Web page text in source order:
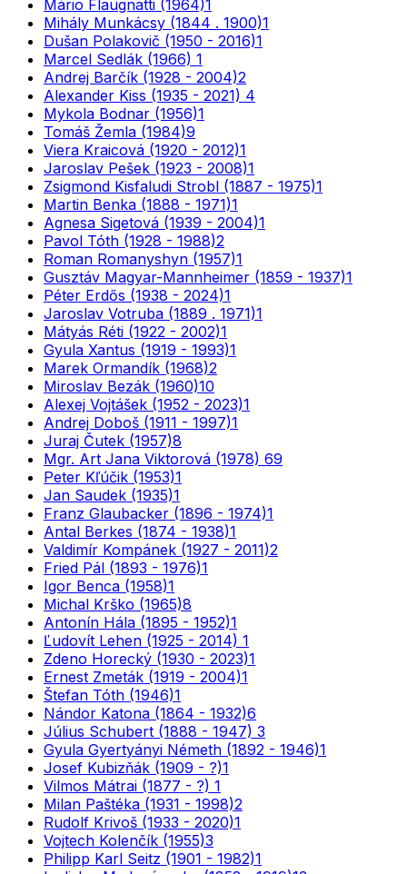
Mário Flaugnatti (1964)1
Mihály Munkácsy (1844 . 1900)1
Dušan Polakovič (1950 - 2016)1
Marcel Sedlák (1966) 1
Andrej Barčík (1928 - 2004)2
Alexander Kiss (1935 - 2021) 4
Mykola Bodnar (1956)1
Tomáš Žemla (1984)9
Viera Kraicová (1920 - 2012)1
Jaroslav Pešek (1923 - 2008)1
Zsigmond Kisfaludi Strobl (1887 - 1975)1
Martin Benka (1888 - 1971)1
Agnesa Sigetová (1939 - 2004)1
Pavol Tóth (1928 - 1988)2
Roman Romanyshyn (1957)1
Gusztáv Magyar-Mannheimer (1859 - 1937)1
Péter Erdős (1938 - 2024)1
Jaroslav Votruba (1889 . 1971)1
Mátyás Réti (1922 - 2002)1
Gyula Xantus (1919 - 1993)1
Marek Ormandík (1968)2
Miroslav Bezák (1960)10
Alexej Vojtášek (1952 - 2023)1
Andrej Doboš (1911 - 1997)1
Juraj Čutek (1957)8
Mgr. Art Jana Viktorová (1978) 69
Peter Kľúčik (1953)1
Jan Saudek (1935)1
Franz Glaubacker (1896 - 1974)1
Antal Berkes (1874 - 1938)1
Valdimír Kompánek (1927 - 2011)2
Fried Pál (1893 - 1976)1
Igor Benca (1958)1
Michal Krško (1965)8
Antonín Hála (1895 - 1952)1
Ľudovít Lehen (1925 - 2014) 1
Zdeno Horecký (1930 - 2023)1
Ernest Zmeták (1919 - 2004)1
Štefan Tóth (1946)1
Nándor Katona (1864 - 1932)6
Július Schubert (1888 - 1947) 3
Gyula Gyertyányi Németh (1892 - 1946)1
Josef Kubizňák (1909 - ?)1
Vilmos Mátrai (1877 - ?) 1
Milan Paštéka (1931 - 1998)2
Rudolf Krivoš (1933 - 2020)1
Vojtech Kolenčík (1955)3
Philipp Karl Seitz (1901 - 1982)1